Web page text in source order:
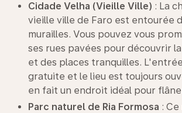
Cidade Velha (Vieille Ville) : La
vieille ville de Faro est entourée
murailles. Vous pouvez vous
ses rues pavées pour découvrir
et des places tranquilles.
gratuite et le lieu est toujours
en fait un endroit idéal pour
Parc naturel de Ria Formosa :